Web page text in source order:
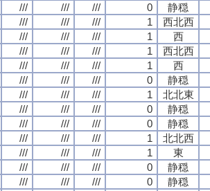
/// /// /// 0
静穏
/// /// /// 1
西北西
/// /// /// 1
西
/// /// /// 1
西北西
/// /// /// 1
西
/// /// /// 0
静穏
/// /// /// 1
北北東
/// /// /// 0
静穏
/// /// /// 0
静穏
/// /// /// 1
北北西
/// /// /// 1
東
/// /// /// 0
静穏
/// /// /// 0
静穏
/// /// /// 0
静穏
/// /// /// 1
西北西
/// /// /// 1
西
/// /// /// 1
西北西
/// /// /// 1
西
/// /// /// 0
静穏
/// /// /// 1
北北東
/// /// /// 0
静穏
/// /// /// 0
静穏
/// /// /// 1
北北西
/// /// /// 1
東
/// /// /// 0
静穏
/// /// /// 0
静穏
/// /// /// 0
静穏
/// /// /// 1
西北西
/// /// /// 1
西
/// /// /// 1
西北西
/// /// /// 1
西
/// /// /// 0
静穏
/// /// /// 1
北北東
/// /// /// 0
静穏
/// /// /// 0
静穏
/// /// /// 1
北北西
/// /// /// 1
東
/// /// /// 0
静穏
/// /// /// 0
静穏
/// /// /// 0
静穏
/// /// /// 1
西北西
/// /// /// 1
西
/// /// /// 1
西北西
/// /// /// 1
西
/// /// /// 0
静穏
/// /// /// 1
北北東
/// /// /// 0
静穏
/// /// /// 0
静穏
/// /// /// 1
北北西
/// /// /// 1
東
/// /// /// 0
静穏
/// /// /// 0
静穏